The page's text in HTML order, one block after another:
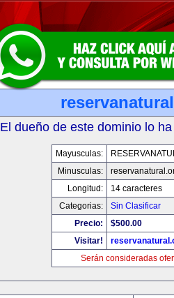
El dueño de este dominio lo
Mayusculas:
Minusculas:
Longitud:
14 caracteres
Categorias:
Sin Clasificar
Precio:
$500.00
Visitar!
Serán consideradas